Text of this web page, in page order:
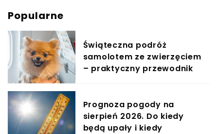
Popularne
Świąteczna podróż
samolotem ze zwierzęciem
– praktyczny przewodnik
Prognoza pogody na
sierpień 2026. Do kiedy
będą upały i kiedy